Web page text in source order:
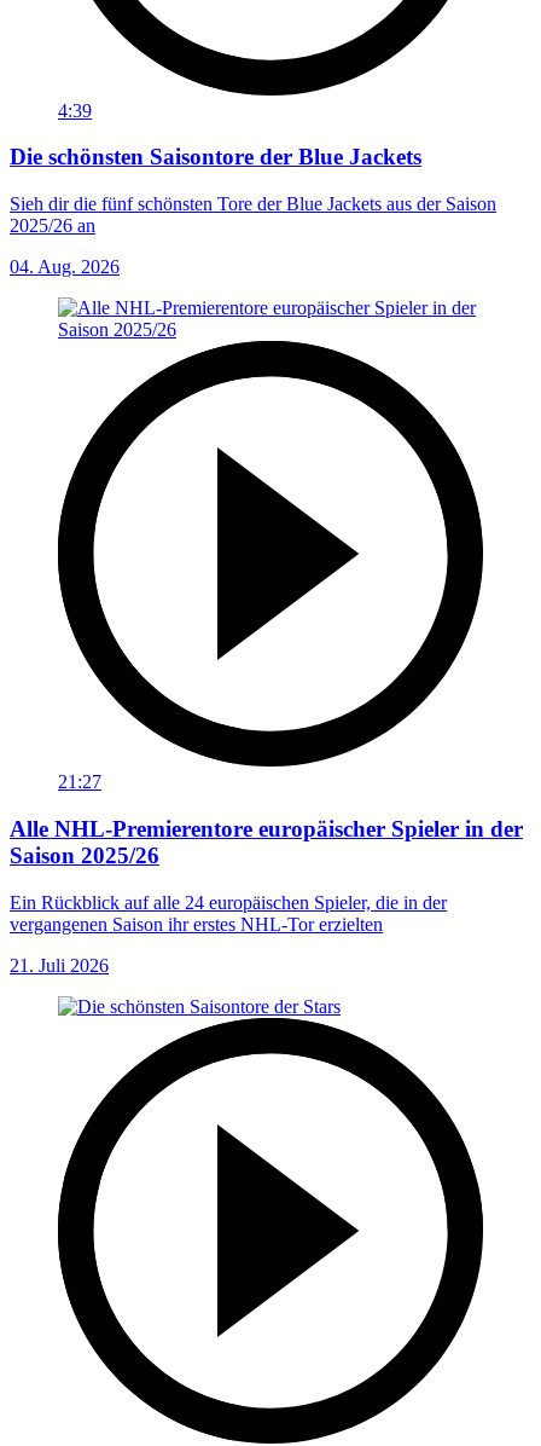
4:39
Die schönsten Saisontore der Blue Jackets
Sieh dir die fünf schönsten Tore der Blue Jackets aus der Saison
2025/26 an
04. Aug. 2026
21:27
Alle NHL-Premierentore europäischer Spieler in der
Saison 2025/26
Ein Rückblick auf alle 24 europäischen Spieler, die in der
vergangenen Saison ihr erstes NHL-Tor erzielten
21. Juli 2026